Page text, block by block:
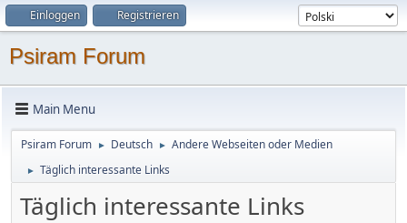
Einloggen Registrieren
Psiram Forum
Main Menu
Psiram Forum ► Deutsch ► Andere Webseiten oder Medien
► Täglich interessante Links
Täglich interessante Links